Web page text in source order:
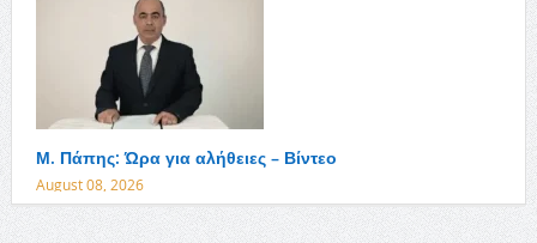
Μ. Πάπης: Ώρα για αλήθειες – Βίντεο
August 08, 2026